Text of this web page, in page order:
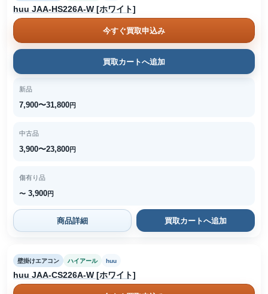
huu JAA-HS226A-W [ホワイト]
今すぐ買取申込み
買取カートへ追加
新品
7,900〜31,800円
中古品
3,900〜23,800円
傷有り品
〜 3,900円
商品詳細 買取カートへ追加
壁掛けエアコン ハイアール huu
huu JAA-CS226A-W [ホワイト]